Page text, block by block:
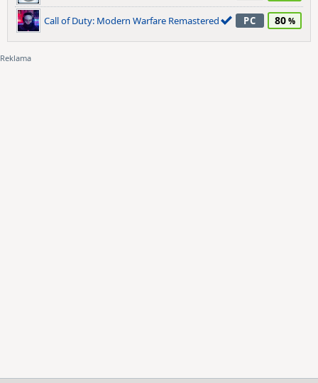
Call of Duty: Modern Warfare Remastered PC 80